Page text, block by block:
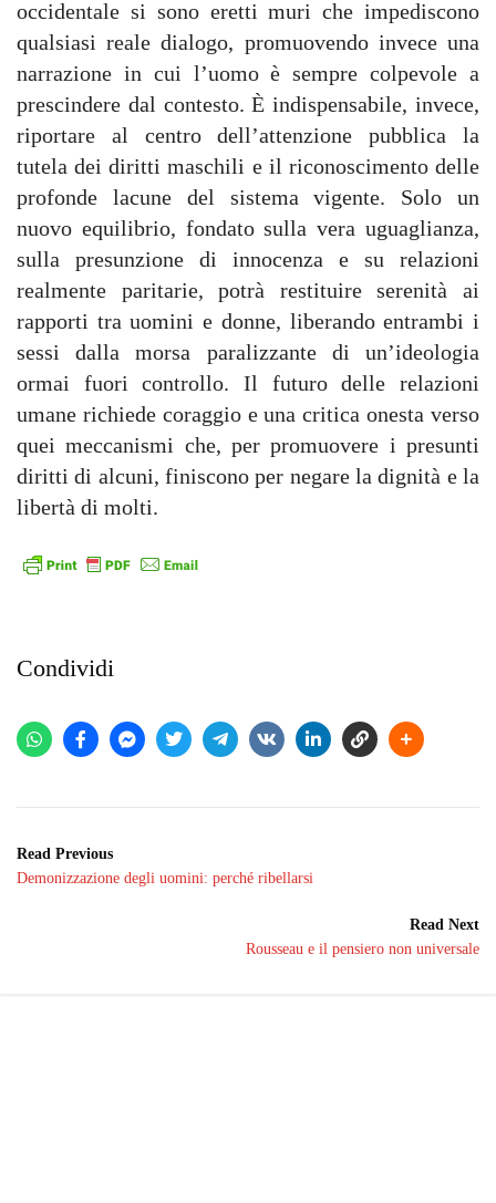
occidentale si sono eretti muri che impediscono
qualsiasi reale dialogo, promuovendo invece una
narrazione in cui l’uomo è sempre colpevole a
prescindere dal contesto. È indispensabile, invece,
riportare al centro dell’attenzione pubblica la
tutela dei diritti maschili e il riconoscimento delle
profonde lacune del sistema vigente. Solo un
nuovo equilibrio, fondato sulla vera uguaglianza,
sulla presunzione di innocenza e su relazioni
realmente paritarie, potrà restituire serenità ai
rapporti tra uomini e donne, liberando entrambi i
sessi dalla morsa paralizzante di un’ideologia
ormai fuori controllo. Il futuro delle relazioni
umane richiede coraggio e una critica onesta verso
quei meccanismi che, per promuovere i presunti
diritti di alcuni, finiscono per negare la dignità e la
libertà di molti.
Condividi
Read Previous
Demonizzazione degli uomini: perché ribellarsi
Read Next
Rousseau e il pensiero non universale